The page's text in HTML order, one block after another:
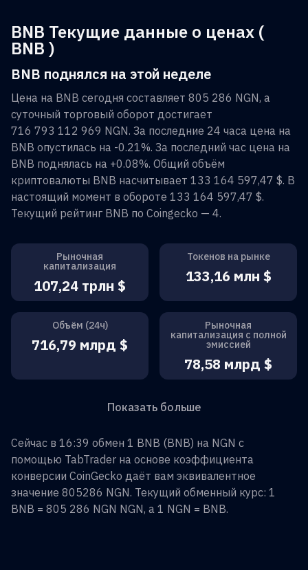
BNB Текущие данные о ценах (
BNB )
BNB поднялся на этой неделе
Цена на BNB сегодня составляет 805 286 NGN, а
суточный торговый оборот достигает
716 793 112 969 NGN. За последние 24 часа цена на
BNB опустилась на -0.21%. За последний час цена на
BNB поднялась на +0.08%. Общий объём
криптовалюты BNB насчитывает 133 164 597,47 $. В
настоящий момент в обороте 133 164 597,47 $.
Текущий рейтинг BNB по Coingecko — 4.
Рыночная
капитализация
107,24 трлн $
Токенов на рынке
133,16 млн $
Объём (24ч)
716,79 млрд $
Рыночная
капитализация с полной
эмиссией
78,58 млрд $
Показать больше
Сейчас в 16:39 обмен 1 BNB (BNB) на NGN с
помощью TabTrader на основе коэффициента
конверсии CoinGecko даёт вам эквивалентное
значение 805286 NGN. Текущий обменный курс: 1
BNB = 805 286 NGN NGN, а 1 NGN = BNB.